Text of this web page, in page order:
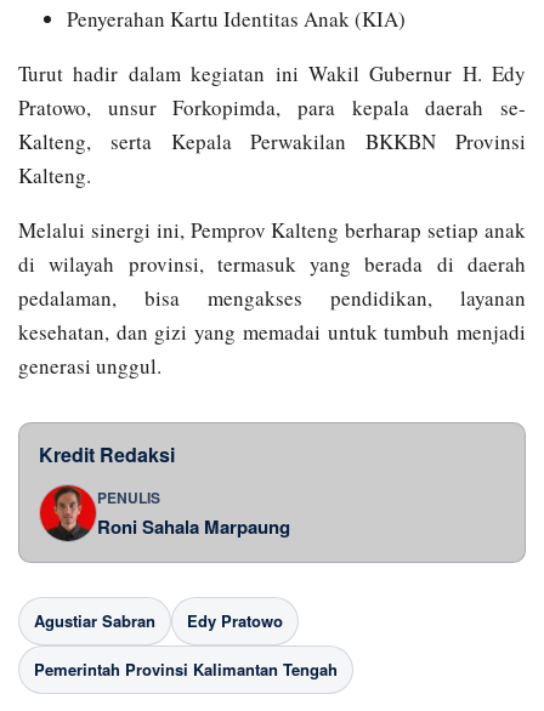
Penyerahan Kartu Identitas Anak (KIA)
Turut hadir dalam kegiatan ini Wakil Gubernur H. Edy
Pratowo, unsur Forkopimda, para kepala daerah se-
Kalteng, serta Kepala Perwakilan BKKBN Provinsi
Kalteng.
Melalui sinergi ini, Pemprov Kalteng berharap setiap anak
di wilayah provinsi, termasuk yang berada di daerah
pedalaman, bisa mengakses pendidikan, layanan
kesehatan, dan gizi yang memadai untuk tumbuh menjadi
generasi unggul.
Kredit Redaksi
PENULIS
Roni Sahala Marpaung
Agustiar Sabran Edy Pratowo
Pemerintah Provinsi Kalimantan Tengah